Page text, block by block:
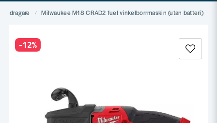
Milwaukee M18 CRAD2 fuel vinkelborrmaskin (utan batteri)
-12%